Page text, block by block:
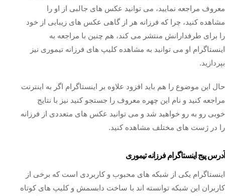
معروف مراجعه نمایید، می‌ توانید عکس های جالبی از او را
مشاهده کنید، چرا که فرزانه هر از گاهی عکس های زیبایی از خود
را برای طرفدارانش منتشر می‌ کند، هم چنین با مراجعه به
اینستاگرام او می توانید به مشاهده کلیپ های فرزانه تیموری نیز
بپردازید.
حال این موضوع را هم باید افزود علاوه بر اینستاگرام اگر به اینترنت
مراجعه کنید و نام این چهره معروف را جستجو کنید نیز با نتایج
خوبی رو به رو خواهید شد و می‌ توانید عکس‌ های متعددی از فرزانه
را در ژست های مختلف مشاهده کنید.
آدرس پیج اینستاگرام فرزانه تیموری
اینستاگرام یکی از شبکه‌ های محبوب و کاربردی است که برخی از
کاربران این شبکه توانسته اند با ساخت دابسمش و کلیپ های کوتاه